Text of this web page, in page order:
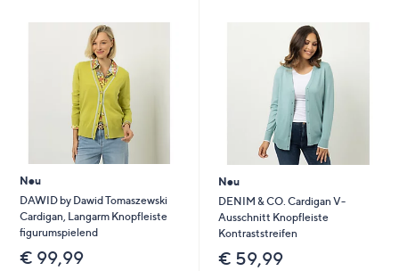
um
diese
anzuzeigen.
Neu
DAWID by Dawid Tomaszewski
Cardigan, Langarm Knopfleiste
figurumspielend
€ 99,99
Neu
DENIM & CO. Cardigan V-
Ausschnitt Knopfleiste
Kontraststreifen
€ 59,99